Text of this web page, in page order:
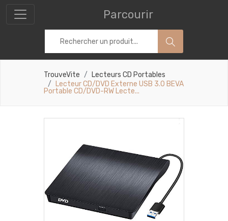
Parcourir
TrouveVite
Lecteurs CD Portables
Lecteur CD/DVD Externe USB 3.0 BEVA
Portable CD/DVD-RW Lecte...